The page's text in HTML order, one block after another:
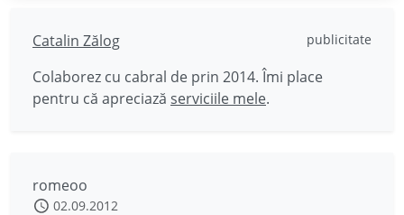
Catalin Zălog publicitate
Colaborez cu cabral de prin 2014. Îmi place
pentru că apreciază serviciile mele.
romeoo
02.09.2012